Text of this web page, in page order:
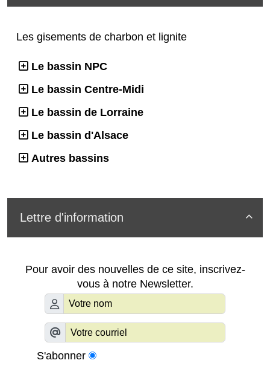
Les gisements de charbon et lignite
Le bassin NPC
Le bassin Centre-Midi
Le bassin de Lorraine
Le bassin d'Alsace
Autres bassins

Lettre d'information
Pour avoir des nouvelles de ce site, inscrivez-
vous à notre Newsletter.
S'abonner